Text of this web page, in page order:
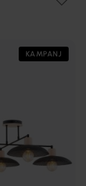
KAMPANJ